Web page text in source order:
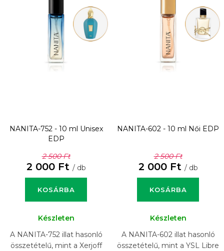
NANITA-752 - 10 ml Unisex
EDP
2 500 Ft
2 000 Ft / db
KOSÁRBA
Készleten
A NANITA-752 illat hasonló
összetételű, mint a Xerjoff
NANITA-602 - 10 ml Női EDP
2 500 Ft
2 000 Ft / db
KOSÁRBA
Készleten
A NANITA-602 illat hasonló
összetételű, mint a YSL Libre